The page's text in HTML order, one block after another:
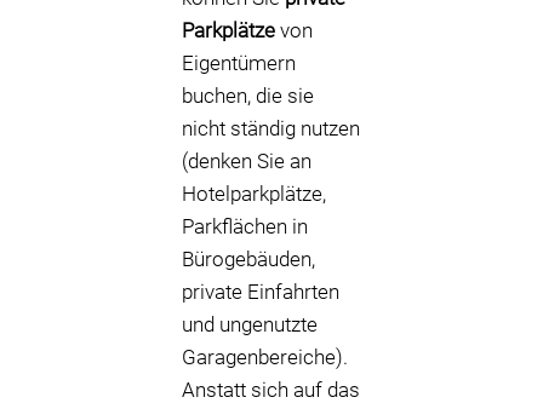
Parkplätze von
Eigentümern
buchen, die sie
nicht ständig nutzen
(denken Sie an
Hotelparkplätze,
Parkflächen in
Bürogebäuden,
private Einfahrten
und ungenutzte
Garagenbereiche).
Anstatt sich auf das